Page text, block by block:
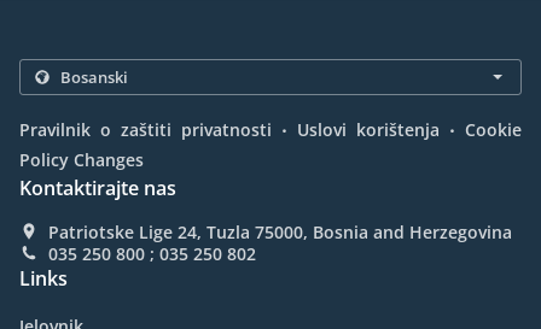
Pravilnik o zaštiti privatnosti . Uslovi korištenja . Cookie
Policy Changes
Kontaktirajte nas
Patriotske Lige 24, Tuzla 75000, Bosnia and Herzegovina
035 250 800 ; 035 250 802
Links